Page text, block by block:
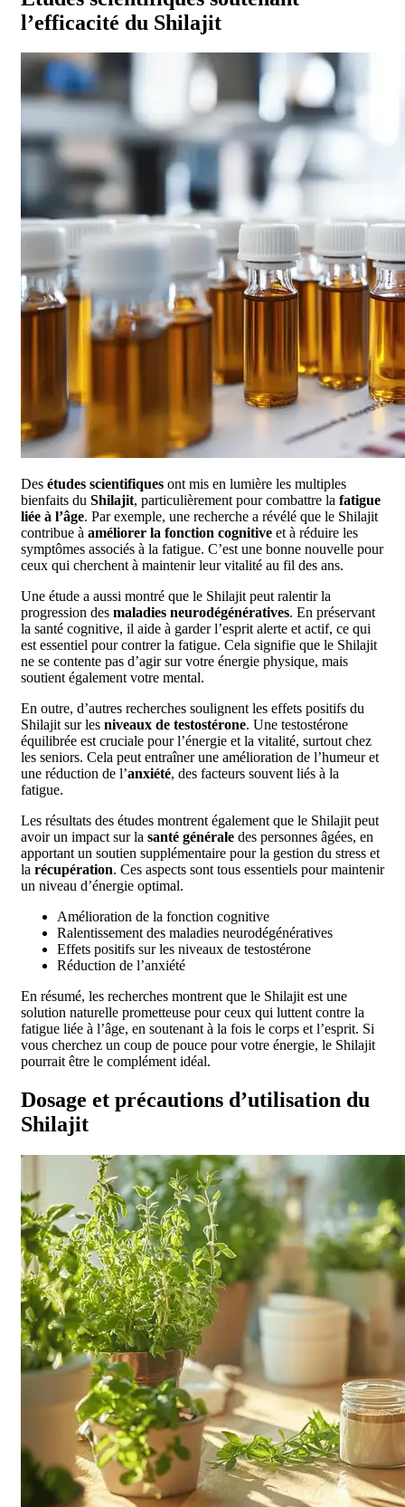
l’efficacité du Shilajit
Des études scientifiques ont mis en lumière les multiples
bienfaits du Shilajit, particulièrement pour combattre la fatigue
liée à l’âge. Par exemple, une recherche a révélé que le Shilajit
contribue à améliorer la fonction cognitive et à réduire les
symptômes associés à la fatigue. C’est une bonne nouvelle pour
ceux qui cherchent à maintenir leur vitalité au fil des ans.
Une étude a aussi montré que le Shilajit peut ralentir la
progression des maladies neurodégénératives. En préservant
la santé cognitive, il aide à garder l’esprit alerte et actif, ce qui
est essentiel pour contrer la fatigue. Cela signifie que le Shilajit
ne se contente pas d’agir sur votre énergie physique, mais
soutient également votre mental.
En outre, d’autres recherches soulignent les effets positifs du
Shilajit sur les niveaux de testostérone. Une testostérone
équilibrée est cruciale pour l’énergie et la vitalité, surtout chez
les seniors. Cela peut entraîner une amélioration de l’humeur et
une réduction de l’anxiété, des facteurs souvent liés à la
fatigue.
Les résultats des études montrent également que le Shilajit peut
avoir un impact sur la santé générale des personnes âgées, en
apportant un soutien supplémentaire pour la gestion du stress et
la récupération. Ces aspects sont tous essentiels pour maintenir
un niveau d’énergie optimal.
Amélioration de la fonction cognitive
Ralentissement des maladies neurodégénératives
Effets positifs sur les niveaux de testostérone
Réduction de l’anxiété
En résumé, les recherches montrent que le Shilajit est une
solution naturelle prometteuse pour ceux qui luttent contre la
fatigue liée à l’âge, en soutenant à la fois le corps et l’esprit. Si
vous cherchez un coup de pouce pour votre énergie, le Shilajit
pourrait être le complément idéal.
Dosage et précautions d’utilisation du
Shilajit